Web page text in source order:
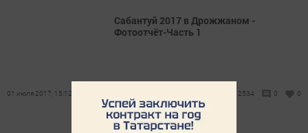
Сабантуй 2017 в Дрожжаном -
Фотоотчёт-Часть 1
01 июля 2017, 15:12 2534 0 0